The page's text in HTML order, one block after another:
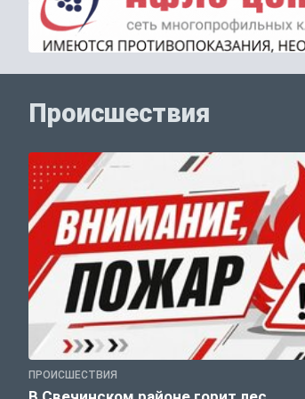
Происшествия
ПРОИСШЕСТВИЯ